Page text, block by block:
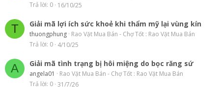
Trả lời 0 16/10/25
T Giải mã lợi ích sức khoẻ khi thẩm mỹ lại vùng kín
thuongphung Rao Vặt Mua Bán - Chợ Tốt : Rao Vặt Mua Bán
Trả lời 0 4/10/25
A Giải mã tình trạng bị hôi miệng do bọc răng sứ
angela01
Rao Vặt Mua Bán - Chợ Tốt : Rao Vặt Mua Bán
Trả lời 0 31/7/26